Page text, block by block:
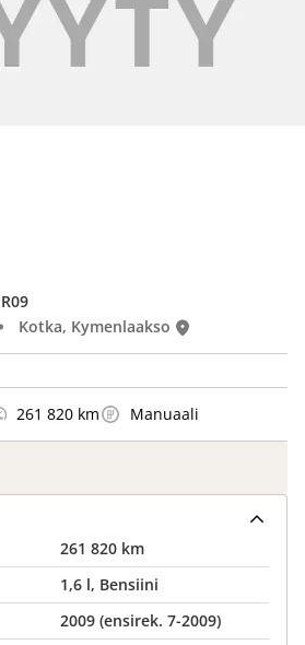
Kotka, Kymenlaakso
261 820 km Manuaali
261 820 km
1,6 l, Bensiini
2009 (ensirek. 7-2009)